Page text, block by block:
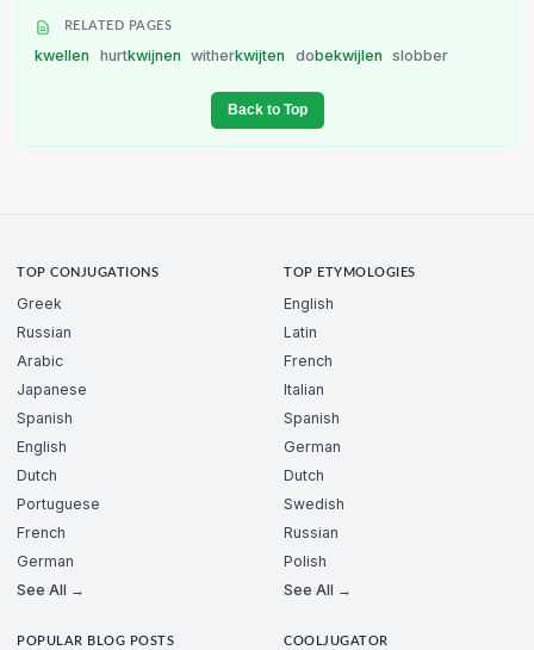
RELATED PAGES
kwellen hurtkwijnen witherkwijten dobekwijlen slobber
Back to Top
TOP CONJUGATIONS
Greek
Russian
Arabic
Japanese
Spanish
English
Dutch
Portuguese
French
German
See All →
TOP ETYMOLOGIES
English
Latin
French
Italian
Spanish
German
Dutch
Swedish
Russian
Polish
See All →
POPULAR BLOG POSTS COOLJUGATOR